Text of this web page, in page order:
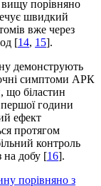
вищу порівняно
швидкий
вже через
[14, 15].
демонструють
симптоми АРК
що біластин
години
ефект
протягом
контроль
на добу [16].